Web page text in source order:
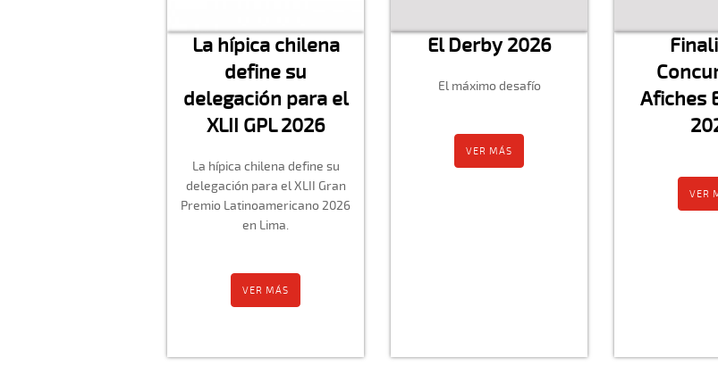
La hípica chilena
define su
delegación para el
XLII GPL 2026
La hípica chilena define su
delegación para el XLII Gran
Premio Latinoamericano 2026
en Lima.
VER MÁS
El Derby 2026
El máximo desafío
VER MÁS
Afiches
VER